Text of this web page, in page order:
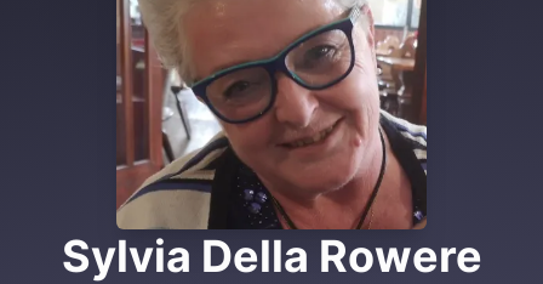
Sylvia Della Rowere